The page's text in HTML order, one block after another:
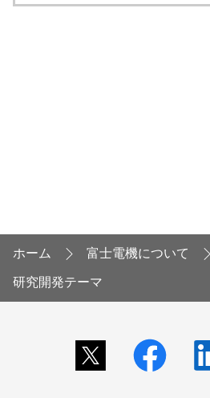
ホーム 富士電機について
研究開発テーマ